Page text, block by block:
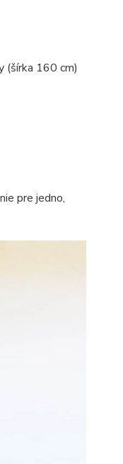
(šírka 160 cm)
pre jedno,